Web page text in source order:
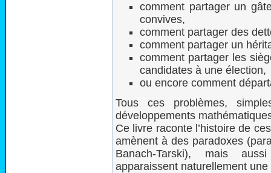
comment partager un
convives,
comment partager des
comment partager un
comment partager les
candidates à une élection,
ou encore comment
Tous ces problèmes,
développements
Ce livre raconte l’histoire de
amènent à des paradoxes
Banach-Tarski), mais
apparaissent naturellement